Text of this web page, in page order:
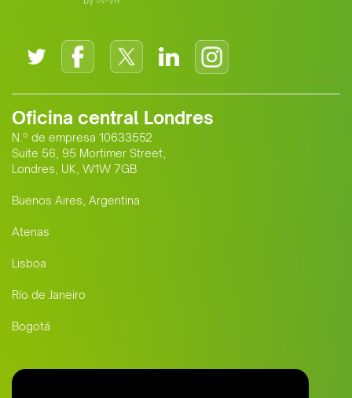
Oficina central Londres
N.º de empresa 10633552
Suite 56, 95 Mortimer Street,
Londres, UK, W1W 7GB
Buenos Aires, Argentina
Atenas
Lisboa
Río de Janeiro
Bogotá